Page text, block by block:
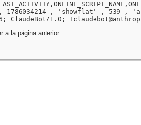
, 1786034214 , 'showflat' , 539
ClaudeBot/1.0;
a la página anterior.